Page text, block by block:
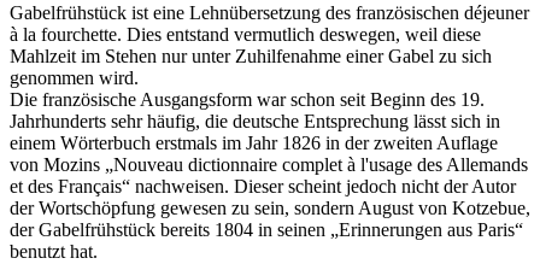
Gabelfrühstück ist eine Lehnübersetzung des französischen déjeuner
à la fourchette‎. Dies entstand vermutlich deswegen, weil diese
Mahlzeit im Stehen nur unter Zuhilfenahme einer Gabel zu sich
genommen wird.
Die französische Ausgangsform war schon seit Beginn des 19.
Jahrhunderts sehr häufig, die deutsche Entsprechung lässt sich in
einem Wörterbuch erstmals im Jahr 1826 in der zweiten Auflage
von Mozins
Nouveau dictionnaire complet à l'usage des Allemands
et des Français
nachweisen. Dieser scheint jedoch nicht der Autor
der Wortschöpfung gewesen zu sein, sondern August von Kotzebue,
der Gabelfrühstück bereits 1804 in seinen
Erinnerungen aus Paris
benutzt hat.